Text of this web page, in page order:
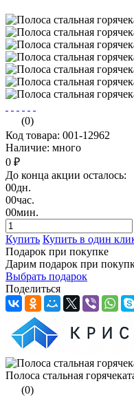
(0)
Код товара: 001-12962
Наличие: много
0 ₽
До конца акции осталось:
00дн.
00час.
00мин.
Купить Купить в один
Подарок при покупке
Дарим подарок при
Выбрать подарок
Поделиться
Полоса стальная
(0)